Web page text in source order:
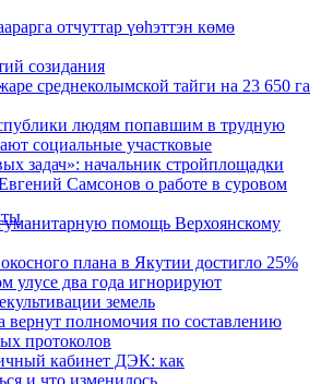
отчуттар үөһэттэн көмө
созидания
среднеколымской тайги на 23 650 га
людям попавшим в трудную
социальные участковые
задач»: начальник стройплощадки
Самсонов о работе в суровом
помощь Верхоянскому
плана в Якутии достигло 25%
улусе два года игнорируют
земель
вернут полномочия по составлению
протоколов
кабинет ДЭК: как
и что изменилось